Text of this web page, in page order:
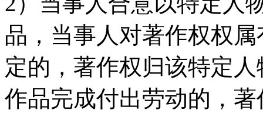
品，当事人对著作权权
定的，著作权归该特定
作品完成付出劳动的，